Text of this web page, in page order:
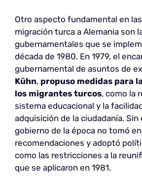
Otro aspecto fundamental en
migración turca a Alemania son
gubernamentales que se
década de 1980. En 1979, el
gubernamental de asuntos de
Kühn, propuso medidas para
los migrantes turcos, como la
sistema educacional y la
adquisición de la ciudadanía. Sin
gobierno de la época no tomó
recomendaciones y adoptó
como las restricciones a la
que se aplicaron en 1981.